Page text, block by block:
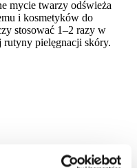
mycie twarzy odświeża
i kosmetyków do
stosować 1–2 razy w
rutyny pielęgnacji skóry.